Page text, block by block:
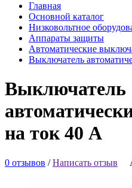
Главная
Основной каталог
Низковольтное
Аппараты защиты
Автоматические
Выключатель
Выключатель
на ток 40 A
0 отзывов /Написать отзыв